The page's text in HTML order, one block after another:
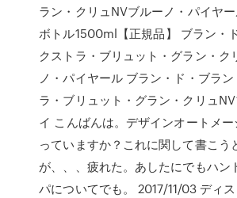
ラン・クリュNVブルーノ・パイヤー
ボトル1500ml【正規品】 ブラン・
クストラ・ブリュット・グラン・ク
ノ・パイヤール ブラン・ド・ブラン
ラ・ブリュット・グラン・クリュ
イ こんばんは。デザインオートメ
っていますか？これに関して書こう
が、、、疲れた。あしたにでもハン
パについてでも。 2017/11/03 ディ